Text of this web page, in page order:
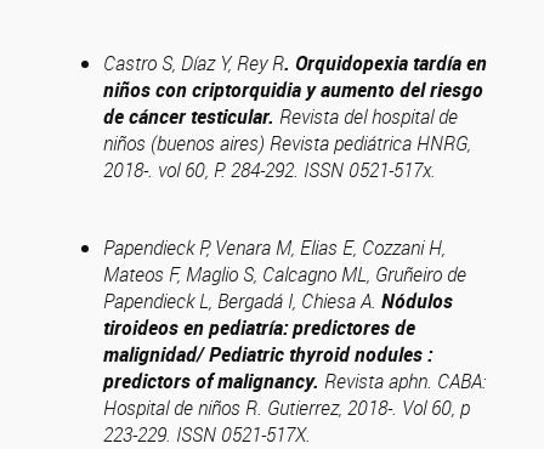
Castro S, Díaz Y, Rey R. Orquidopexia tardía en
niños con criptorquidia y aumento del riesgo
de cáncer testicular. Revista del hospital de
niños (buenos aires) Revista pediátrica HNRG,
2018-. vol 60, P. 284-292. ISSN 0521-517x.
Papendieck P, Venara M, Elias E, Cozzani H,
Mateos F, Maglio S, Calcagno ML, Gruñeiro de
Papendieck L, Bergadá I, Chiesa A. Nódulos
tiroideos en pediatría: predictores de
malignidad/ Pediatric thyroid nodules :
predictors of malignancy. Revista aphn. CABA:
Hospital de niños R. Gutierrez, 2018-. Vol 60, p
223-229. ISSN 0521-517X.